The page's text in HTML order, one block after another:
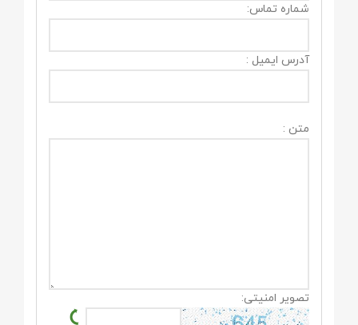
شماره تماس:
آدرس ایمیل :
متن :
تصویر امنیتی: